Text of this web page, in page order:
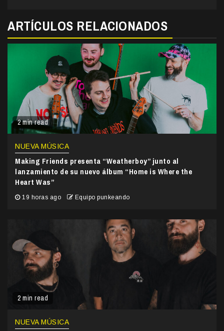
ARTÍCULOS RELACIONADOS
2 min read
NUEVA MÚSICA
Making Friends presenta “Weatherboy” junto al
lanzamiento de su nuevo álbum “Home is Where the
Heart Was”
19 horas ago Equipo punkeando
2 min read
NUEVA MÚSICA